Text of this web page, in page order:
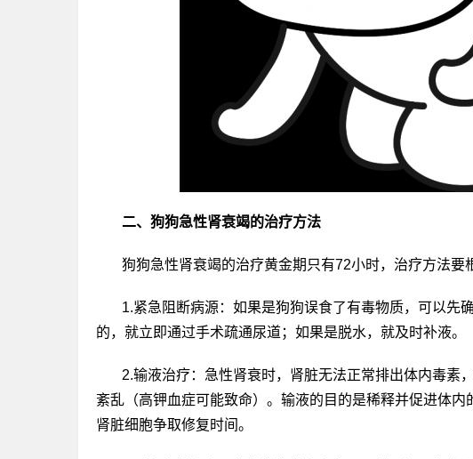
二、狗狗急性肾衰竭的治疗方法
狗狗急性肾衰竭的治疗黄金期只有72小时，治疗方法要
1.紧急阻断病源：如果是狗狗误食了有毒物质，可以先
的，就立即通过手术疏通尿道；如果是脱水，就及时补液。
2.输液治疗：急性肾衰时，肾脏无法正常排出体内毒素
紊乱（高钾血症可能致命）。输液的目的是稀释并促进体
肾脏细胞争取修复时间。